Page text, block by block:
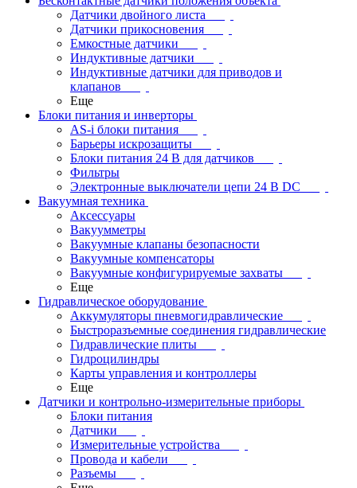
Датчики двойного листа
Датчики прикосновения
Емкостные датчики
Индуктивные датчики
Индуктивные датчики для приводов и
клапанов
Еще
Блоки питания и инверторы
AS-i блоки питания
Барьеры искрозащиты
Блоки питания 24 В для датчиков
Фильтры
Электронные выключатели цепи 24 В DC
Вакуумная техника
Аксессуары
Вакуумметры
Вакуумные клапаны безопасности
Вакуумные компенсаторы
Вакуумные конфигурируемые захваты
Еще
Гидравлическое оборудование
Аккумуляторы пневмогидравлические
Быстроразъемные соединения гидравлические
Гидравлические плиты
Гидроцилиндры
Карты управления и контроллеры
Еще
Датчики и контрольно-измерительные приборы
Блоки питания
Датчики
Измерительные устройства
Провода и кабели
Разъемы